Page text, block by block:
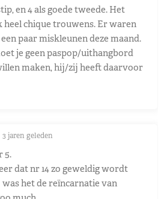
en 4 als goede tweede. Het
heel chique trouwens. Er waren
paar miskleunen deze maand.
je geen paspop/uithangbord
maken, hij/zij heeft daarvoor
3 jaren geleden
5.
dat nr 14 zo geweldig wordt
het de reïncarnatie van